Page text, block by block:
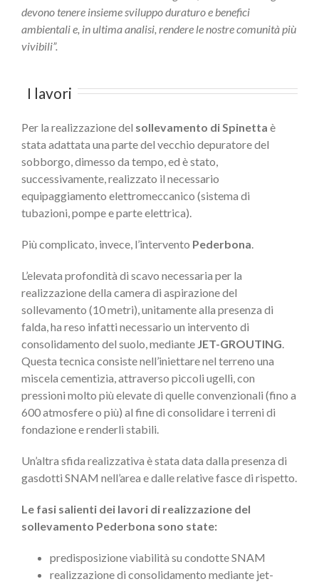
devono tenere insieme sviluppo duraturo e benefici
ambientali e, in ultima analisi, rendere le nostre comunità più
vivibili”.
I lavori
Per la realizzazione del sollevamento di Spinetta è
stata adattata una parte del vecchio depuratore del
sobborgo, dimesso da tempo, ed è stato,
successivamente, realizzato il necessario
equipaggiamento elettromeccanico (sistema di
tubazioni, pompe e parte elettrica).
Più complicato, invece, l’intervento Pederbona.
L’elevata profondità di scavo necessaria per la
realizzazione della camera di aspirazione del
sollevamento (10 metri), unitamente alla presenza di
falda, ha reso infatti necessario un intervento di
consolidamento del suolo, mediante JET-GROUTING.
Questa tecnica consiste nell’iniettare nel terreno una
miscela cementizia, attraverso piccoli ugelli, con
pressioni molto più elevate di quelle convenzionali (fino a
600 atmosfere o più) al fine di consolidare i terreni di
fondazione e renderli stabili.
Un’altra sfida realizzativa è stata data dalla presenza di
gasdotti SNAM nell’area e dalle relative fasce di rispetto.
Le fasi salienti dei lavori di realizzazione del
sollevamento Pederbona sono state:
predisposizione viabilità su condotte SNAM
realizzazione di consolidamento mediante jet-